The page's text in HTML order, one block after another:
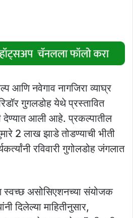
आणि नवेगाव नागजिरा व्याघ्र
गुगलडोह येथे प्रस्तावित
देण्यात आली आहे. प्रकल्पातील
2 लाख झाडे तोडण्याची भीती
रविवारी गुगोलडोह जंगलात
स्वच्छ असोसिएशनच्या संयोजक
दिलेल्या माहितीनुसार,